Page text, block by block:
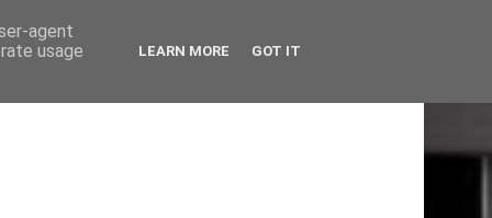
agent
usage
LEARN MORE GOT IT